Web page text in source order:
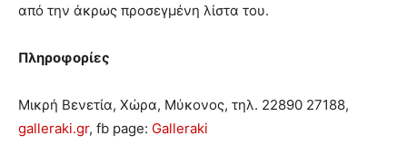
από την άκρως προσεγμένη λίστα του.
Πληροφορίες
Μικρή Βενετία, Χώρα, Μύκονος, τηλ. 22890 27188,
galleraki.gr, fb page: Galleraki